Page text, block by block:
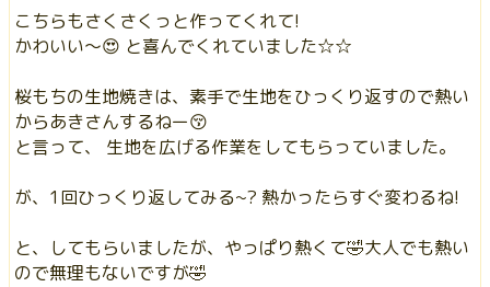
こちらもさくさくっと作ってくれて!
かわいい〜😍 と喜んでくれていました☆☆
桜もちの生地焼きは、素手で生地をひっくり返すので熱い
からあきさんするねー😚
と言って、 生地を広げる作業をしてもらっていました。
が、1回ひっくり返してみる~? 熱かったらすぐ変わるね!
と、してもらいましたが、やっぱり熱くて🤣大人でも熱い
ので無理もないですが🤣